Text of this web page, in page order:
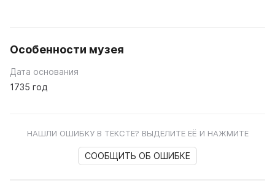
Особенности музея
Дата основания
1735 год
НАШЛИ ОШИБКУ В ТЕКСТЕ? ВЫДЕЛИТЕ ЕЁ И НАЖМИТЕ
СООБЩИТЬ ОБ ОШИБКЕ